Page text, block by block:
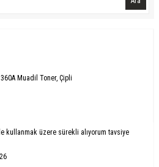
Muadil Toner, Çipli
kullanmak üzere sürekli alıyorum tavsiye